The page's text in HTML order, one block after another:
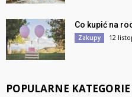
Co kupić na
Zakupy 12
POPULARNE KATEGORIE